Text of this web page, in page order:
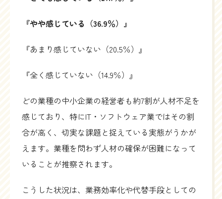
『やや感じている（36.9％）』
『あまり感じていない（20.5％）』
『全く感じていない（14.9％）』
どの業種の中小企業の経営者も約7割が人材不足を
感じており、特にIT・ソフトウェア業ではその割
合が高く、切実な課題と捉えている実態がうかが
えます。業種を問わず人材の確保が困難になって
いることが推察されます。
こうした状況は、業務効率化や代替手段としての